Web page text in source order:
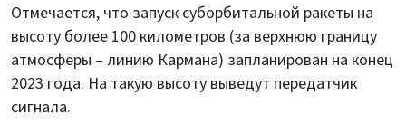
Отмечается, что запуск суборбитальной ракеты на
высоту более 100 километров (за верхнюю границу
атмосферы – линию Кармана) запланирован на конец
2023 года. На такую высоту выведут передатчик
сигнала.